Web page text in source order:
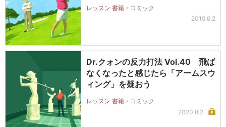
レッスン 書籍・コミック
2019.6.2
Dr.クォンの反力打法 Vol.40 飛ば
なくなったと感じたら「アームスウ
ィング」を疑おう
レッスン 書籍・コミック
2020.8.2